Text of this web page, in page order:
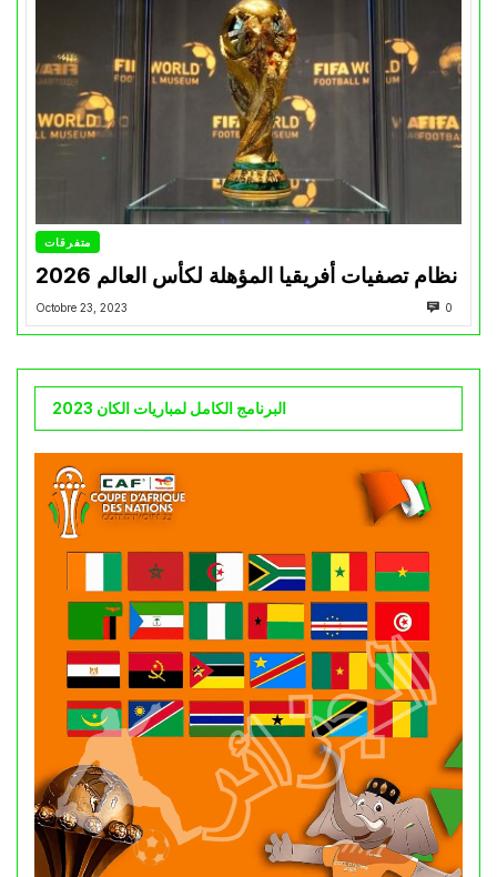
متفرقات
نظام تصفيات أفريقيا المؤهلة لكأس العالم 2026
Octobre 23, 2023 0
البرنامج الكامل لمباريات الكان 2023